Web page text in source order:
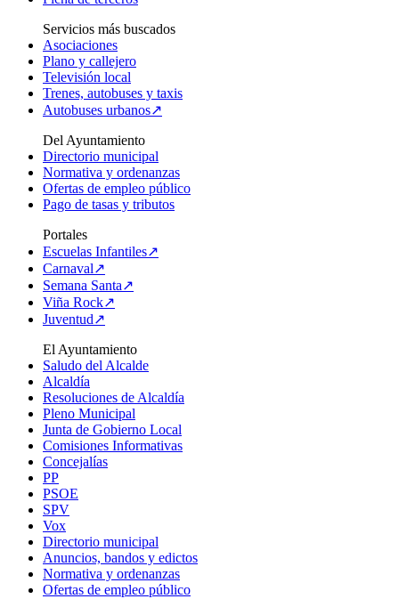
Servicios más buscados
Asociaciones
Plano y callejero
Televisión local
Trenes, autobuses y taxis
Autobuses urbanos↗
Del Ayuntamiento
Directorio municipal
Normativa y ordenanzas
Ofertas de empleo público
Pago de tasas y tributos
Portales
Escuelas Infantiles↗
Carnaval↗
Semana Santa↗
Viña Rock↗
Juventud↗
El Ayuntamiento
Saludo del Alcalde
Alcaldía
Resoluciones de Alcaldía
Pleno Municipal
Junta de Gobierno Local
Comisiones Informativas
Concejalías
PP
PSOE
SPV
Vox
Directorio municipal
Anuncios, bandos y edictos
Normativa y ordenanzas
Ofertas de empleo público